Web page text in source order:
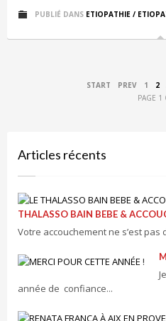
PUBLIÉ DANS ETIOPATHIE /
START PREV 1 2
PAGE 1
Articles récents
THALASSO BAIN BEBE &
Votre accouchement ne s’est pas
année de confiance...